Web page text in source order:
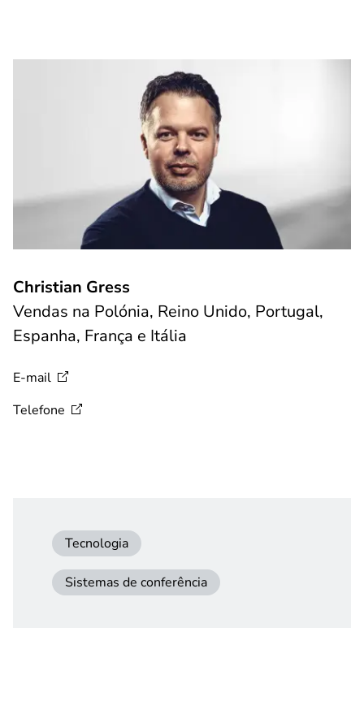
Christian Gress
Vendas na Polónia, Reino Unido, Portugal,
Espanha, França e Itália
E-mail
Telefone
Tecnologia
Sistemas de conferência